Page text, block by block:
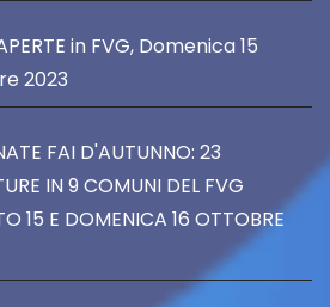
in FVG, Domenica 15
2023
FAI D'AUTUNNO: 23
IN 9 COMUNI DEL FVG
15 E DOMENICA 16 OTTOBRE